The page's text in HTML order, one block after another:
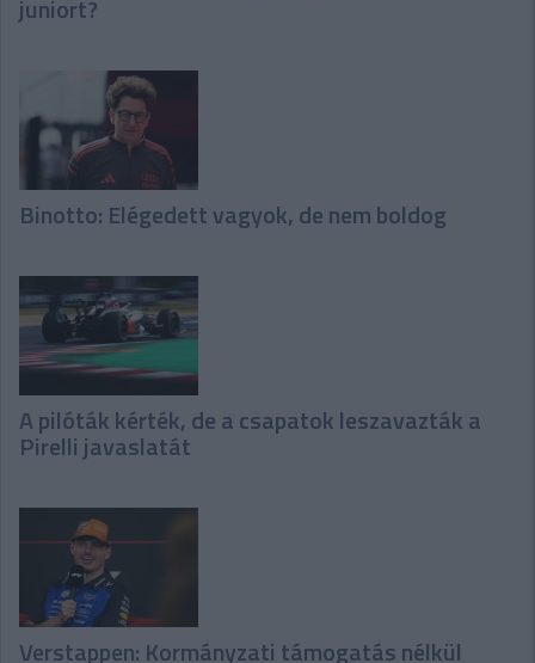
juniort?
Binotto: Elégedett vagyok, de nem boldog
A pilóták kérték, de a csapatok leszavazták a
Pirelli javaslatát
Verstappen: Kormányzati támogatás nélkül